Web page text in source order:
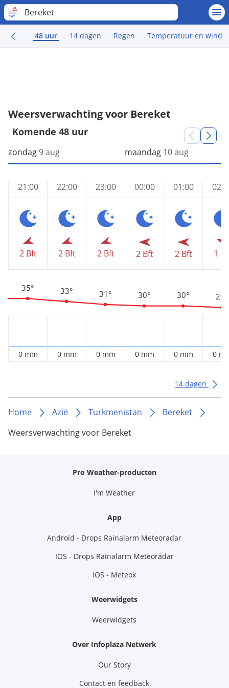
Bereket
48 uur 14 dagen Regen Temperatuur en wind
Weersverwachting voor Bereket
Komende 48 uur
zondag9 aug
21:00
2 Bft
35°
0 mm
22:00
2 Bft
33°
0 mm
23:00
2 Bft
31°
0 mm
maandag 10 aug
00:00
2 Bft
30°
0 mm
01:00
2 Bft
30°
0 mm
1
29°
0
14 dagen
Home Azië Turkmenistan
Bereket
Weersverwachting voor Bereket
Pro Weather-producten
I'm Weather
App
Android - Drops Rainalarm Meteoradar
IOS - Drops Rainalarm Meteoradar
IOS - Meteox
Weerwidgets
Weerwidgets
Over Infoplaza Netwerk
Our Story
Contact en feedback